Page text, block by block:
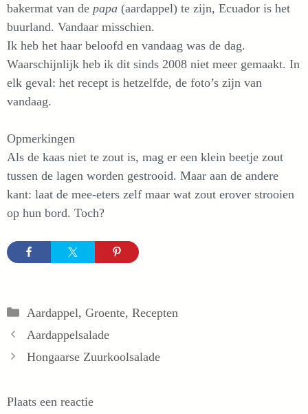
bakermat van de papa (aardappel) te zijn, Ecuador is het
buurland. Vandaar misschien.
Ik heb het haar beloofd en vandaag was de dag.
Waarschijnlijk heb ik dit sinds 2008 niet meer gemaakt. In
elk geval: het recept is hetzelfde, de foto’s zijn van
vandaag.
Opmerkingen
Als de kaas niet te zout is, mag er een klein beetje zout
tussen de lagen worden gestrooid. Maar aan de andere
kant: laat de mee-eters zelf maar wat zout erover strooien
op hun bord. Toch?
Categorieën
Aardappel, Groente, Recepten
Aardappelsalade
Hongaarse Zuurkoolsalade
Plaats een reactie